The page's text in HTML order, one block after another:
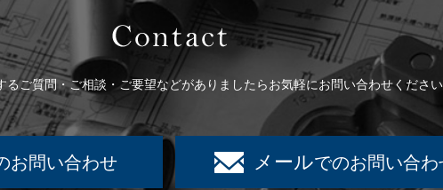
Contact
るご質問・ご相談・ご要望などがありましたらお気軽にお問い合わせください
お問い合わせ メールでのお問い合わ